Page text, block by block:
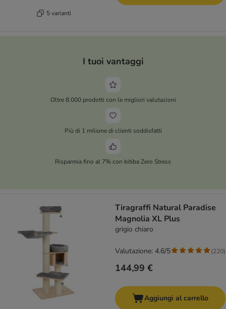
5 varianti
I tuoi vantaggi
Oltre 8.000 prodotti con le migliori valutazioni
Più di 1 milione di clienti soddisfatti
Risparmia fino al 7% con bitiba Zero Stress
Tiragraffi Natural Paradise
Magnolia XL Plus
grigio chiaro
144,99 €
Valutazione: 4.6/5 (220)
Aggiungi al carrello